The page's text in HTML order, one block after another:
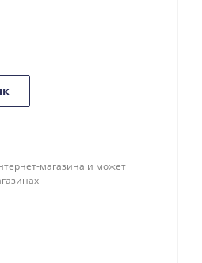
магазина и может